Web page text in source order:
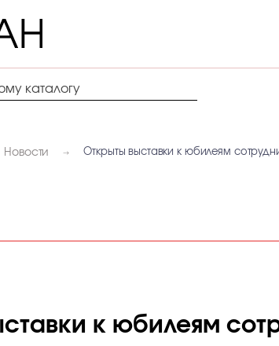
Новости Открыты выставки к юбилеям
к юбилеям